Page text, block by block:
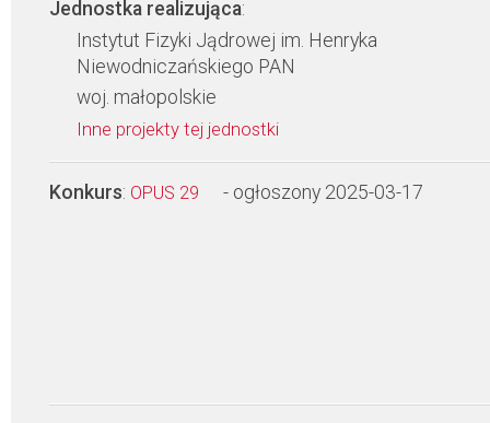
Jednostka realizująca:
Instytut Fizyki Jądrowej im. Henryka
Niewodniczańskiego PAN
woj. małopolskie
Inne projekty tej jednostki
Konkurs: OPUS 29 - ogłoszony 2025-03-17